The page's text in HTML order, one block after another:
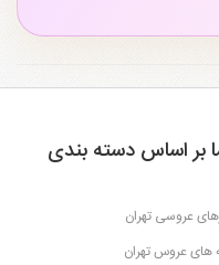
اساس دسته بندی
عروسی تهران
های عروس تهران